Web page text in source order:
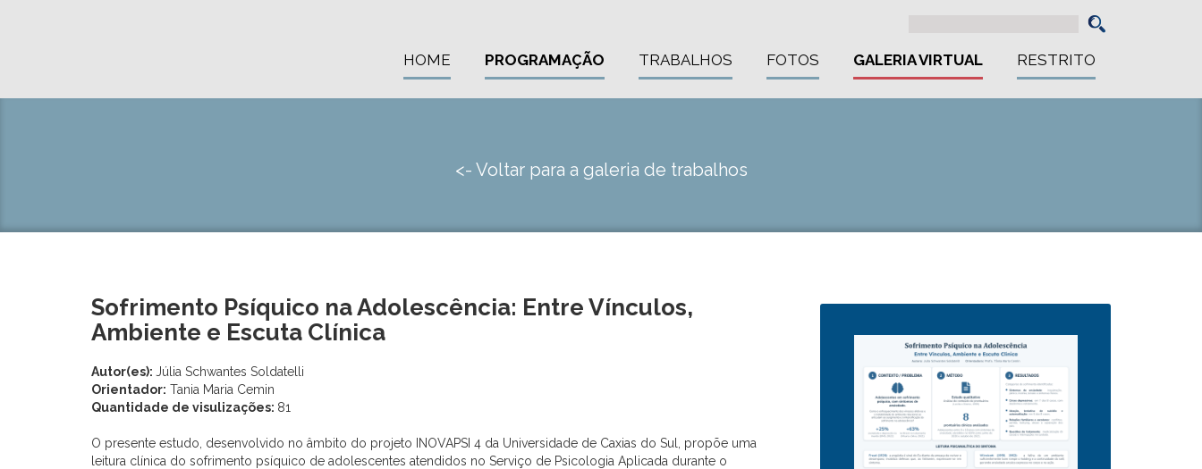
HOME PROGRAMAÇÃO TRABALHOS FOTOS GALERIA VIRTUAL RESTRITO
<- Voltar para a galeria de trabalhos
Sofrimento Psíquico na Adolescência: Entre Vínculos,
Ambiente e Escuta Clínica
Autor(es): Júlia Schwantes Soldatelli
Orientador: Tania Maria Cemin
Quantidade de visulizações: 81
O presente estudo, desenvolvido no âmbito do projeto INOVAPSI 4 da Universidade de Caxias do Sul, propõe uma
leitura clínica do sofrimento psíquico de adolescentes atendidos no Serviço de Psicologia Aplicada durante o